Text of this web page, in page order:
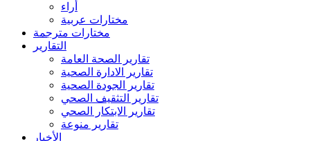
أراء
مختارات عربية
مختارات مترجمة
التقارير
تقارير الصحة العامة
تقارير الادارة الصحية
تقارير الجودة الصحية
تقارير التثقيف الصحي
تقارير الابتكار الصحي
تقارير منوعة
الأخبار